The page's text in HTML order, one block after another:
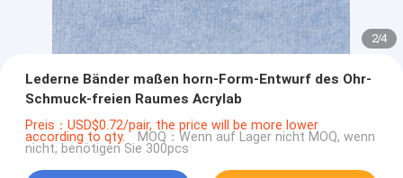
2/4
Lederne Bänder maßen horn-Form-Entwurf des Ohr-
Schmuck-freien Raumes Acrylab
Preis：USD$0.72/pair, the price will be more lower
according to qty. MOQ：Wenn auf Lager nicht MOQ, wenn
nicht, benötigen Sie 300pcs